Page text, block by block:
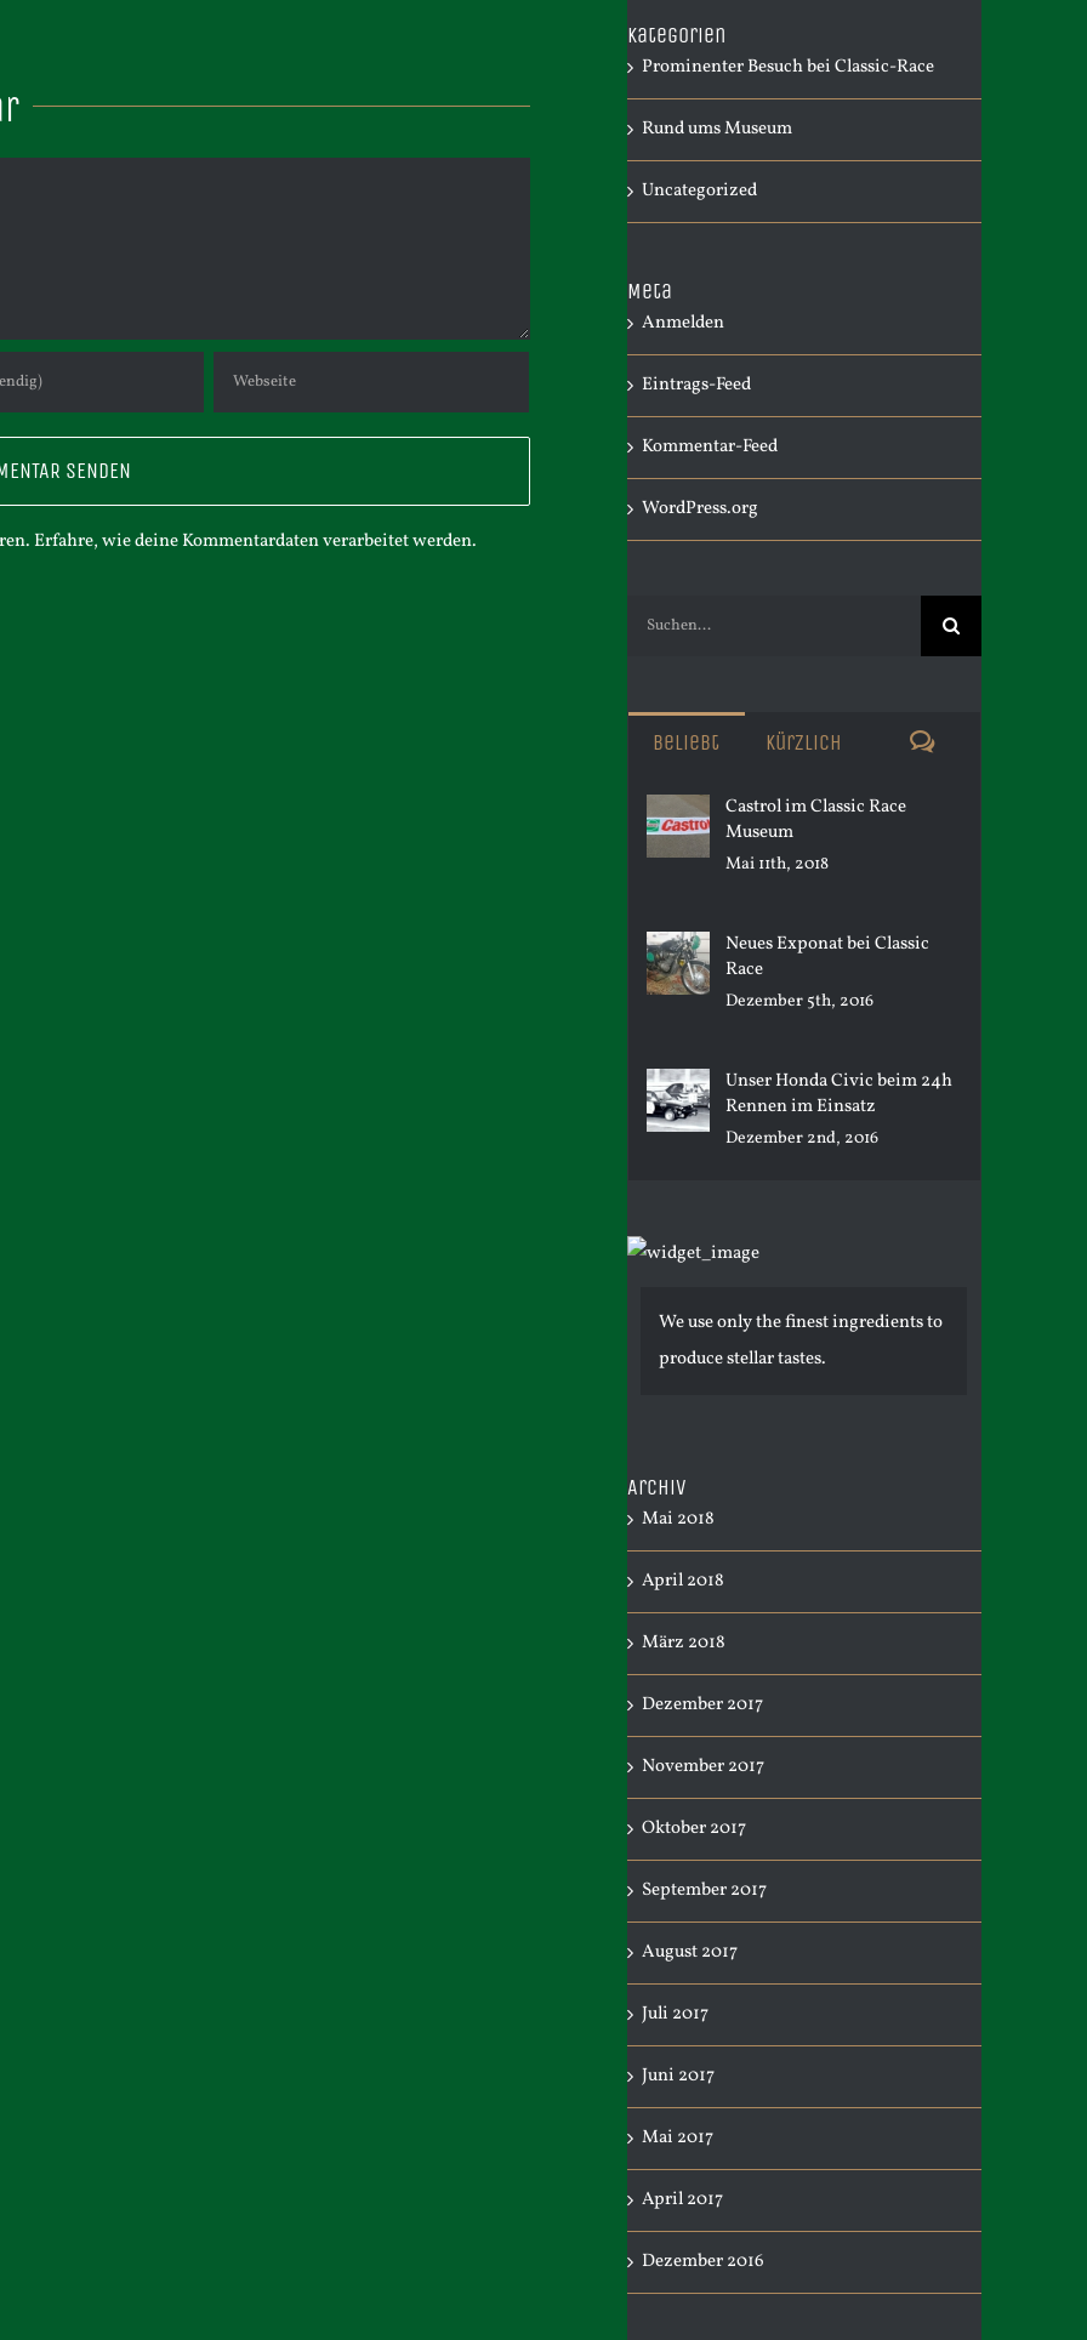
Erfahre, wie deine Kommentardaten verarbeitet werden.
Kategorien
Prominenter Besuch bei Classic-Race
Rund ums Museum
Uncategorized
Meta
Anmelden
Eintrags-Feed
Kommentar-Feed
WordPress.org
Beliebt Kürzlich Kommentare
Castrol im Classic Race
Museum
Mai 11th, 2018
Neues Exponat bei Classic
Race
Dezember 5th, 2016
Unser Honda Civic beim 24h
Rennen im Einsatz
Dezember 2nd, 2016
We use only the finest ingredients to
produce stellar tastes.
Archiv
Mai 2018
April 2018
März 2018
Dezember 2017
November 2017
Oktober 2017
September 2017
August 2017
Juli 2017
Juni 2017
Mai 2017
April 2017
Dezember 2016